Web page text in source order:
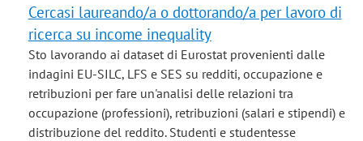
Cercasi laureando/a o dottorando/a per lavoro di
ricerca su income inequality
Sto lavorando ai dataset di Eurostat provenienti dalle
indagini EU-SILC, LFS e SES su redditi, occupazione e
retribuzioni per fare un'analisi delle relazioni tra
occupazione (professioni), retribuzioni (salari e stipendi) e
distribuzione del reddito. Studenti e studentesse